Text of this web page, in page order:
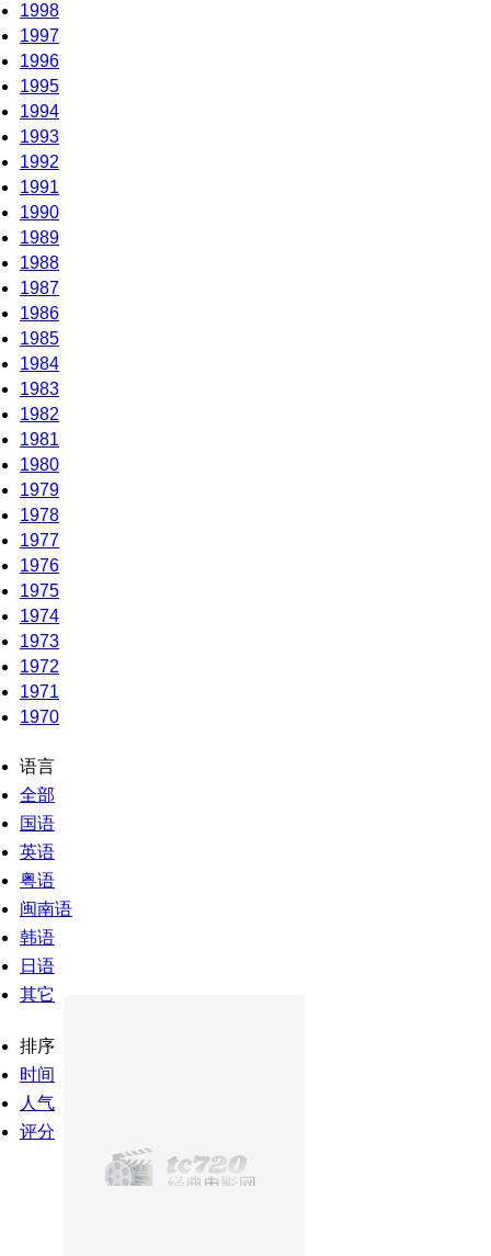
1998
1997
1996
1995
1994
1993
1992
1991
1990
1989
1988
1987
1986
1985
1984
1983
1982
1981
1980
1979
1978
1977
1976
1975
1974
1973
1972
1971
1970
语言
全部
国语
英语
粤语
闽南语
韩语
日语
其它
排序
时间
人气
评分